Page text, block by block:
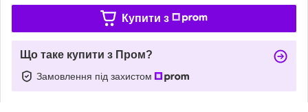
Купити з
Що таке купити з Пром?
Замовлення під захистом